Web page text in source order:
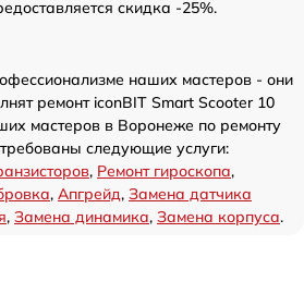
скидка -25%.
наших мастеров - они
ремонт iconBIT Smart Scooter 10
мастеров в Воронеже по ремонту
следующие услуги:
, Ремонт гироскопа,
, Апгрейд, Замена датчика
, Замена динамика, Замена корпуса.